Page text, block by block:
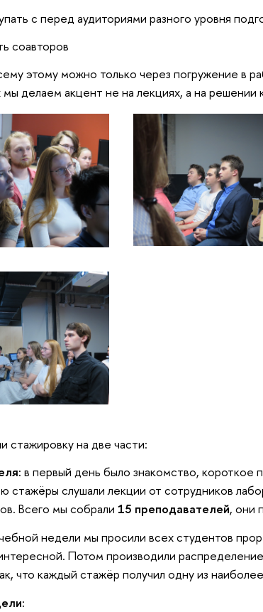
с перед аудиториями разного уровня
соавторов
этому можно только через погружение в
делаем акцент не на лекциях, а на решении
стажировку на две части:
в первый день было знакомство, короткое
стажёры слушали лекции от сотрудников
Всего мы собрали 15 преподавателей, они
недели мы просили всех студентов
Потом производили
что каждый стажёр получил одну из